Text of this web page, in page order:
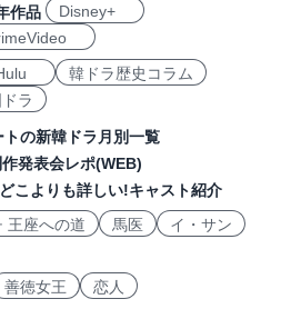
作品
Disney+
韓ドラ歴史コラム
ラ
トの新韓ドラ月別一覧
発表会レポ(WEB)
どこよりも詳しい!キャスト紹介
王座への道 馬医
イ・サン
善徳女王 恋人